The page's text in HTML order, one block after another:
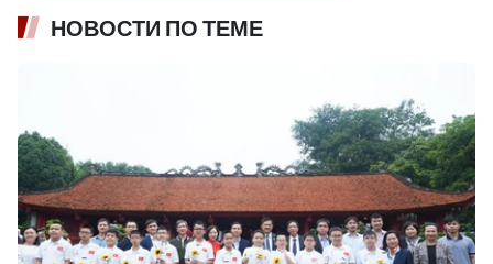
НОВОСТИ ПО ТЕМЕ